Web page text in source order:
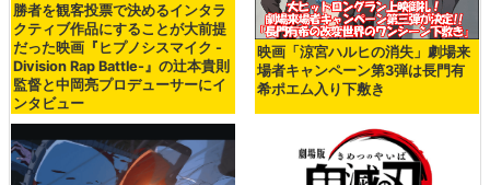
勝者を観客投票で決めるインタラ
クティブ作品にすることが大前提
だった映画『ヒプノシスマイク -
Division Rap Battle-』の辻本貴則
監督と中岡亮プロデューサーにイ
ンタビュー
映画「涼宮ハルヒの消失」劇場来
場者キャンペーン第3弾は長門有
希ポエム入り下敷き